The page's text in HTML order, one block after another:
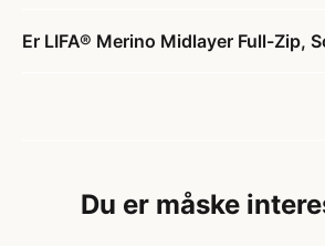
Er LIFA® Merino Midlayer Full-Zip,
Du er måske